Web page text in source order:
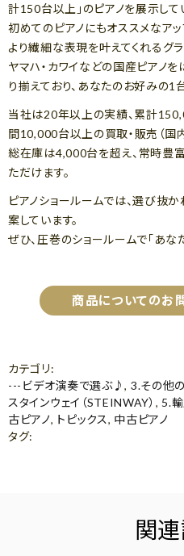
計150台以上」のピアノを展示し
初めてのピアノにもオススメなアッ
より繊細な表現を叶えてくれるグラ
ヤマハ・カワイなどの国産ピアノ
り揃えており、あなたのお好みの1
当社は20年以上の実績、累計
間10,000台以上の買取・販売（国内
総在庫は4,000台を超え、常時豊
ただけます。
ピアノショールームでは、選び抜
案しています。
ぜひ、圧巻のショールームで「あ
商品についてのお
カテゴリ:
---ビデオ演奏で選ぶ♪, 3.その他
スタインウェイ（STEINWAY） , 5.
古ピアノ, トピックス, 中古ピアノ
タグ:
関